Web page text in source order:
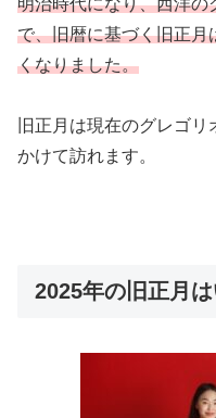
で、旧暦に基づく旧正月
くなりました。
旧正月は現在のグレゴ
かけて訪れます。
2025年の旧正月